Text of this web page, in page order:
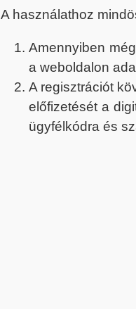
A használathoz
Amennyiben
a weboldalon
A regisztrációt
előfizetését a
ügyfélkódra és